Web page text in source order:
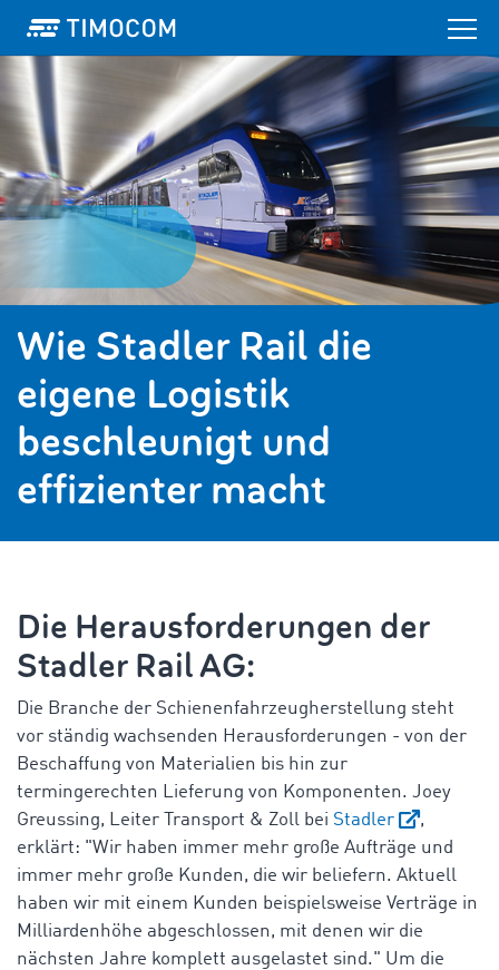
Wie Stadler Rail die
eigene Logistik
beschleunigt und
effizienter macht
Die Herausforderungen der
Stadler Rail AG:
Die Branche der Schienenfahrzeugherstellung steht
vor ständig wachsenden Herausforderungen - von der
Beschaffung von Materialien bis hin zur
termingerechten Lieferung von Komponenten. Joey
Greussing, Leiter Transport & Zoll bei Stadler
,
erklärt: "Wir haben immer mehr große Aufträge und
immer mehr große Kunden, die wir beliefern. Aktuell
haben wir mit einem Kunden beispielsweise Verträge in
Milliardenhöhe abgeschlossen, mit denen wir die
nächsten Jahre komplett ausgelastet sind." Um die